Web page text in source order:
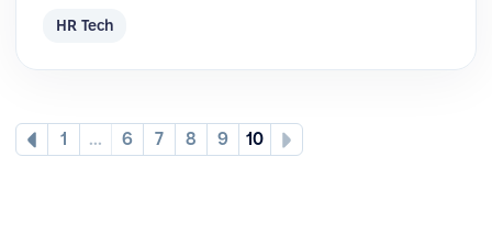
HR Tech
1 ... 6 7 8 9 10